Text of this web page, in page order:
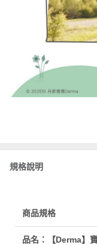
規格說明
商品規格
品名：【Derma】